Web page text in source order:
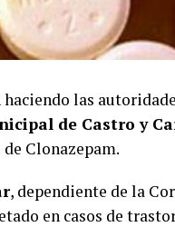
las
de Castro y
Clonazepam.
, dependiente de la
en casos de